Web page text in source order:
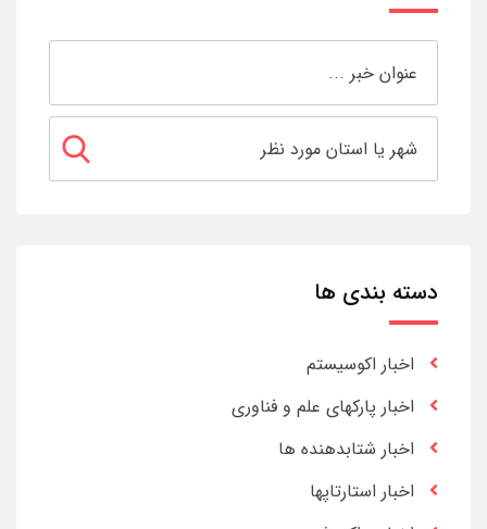
دسته بندی ها
اخبار اکوسیستم
اخبار پارکهای علم و فناوری
اخبار شتابدهنده ها
اخبار استارتاپها